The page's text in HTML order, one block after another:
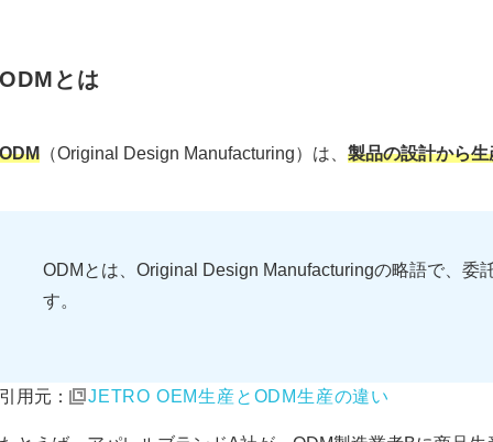
ODMとは
ODM （Original Design Manufacturing）は、 製品の設計から
ODMとは、Original Design Manufacturingの略語で、委
す。
引用元： JETRO OEM生産とODM生産の違い